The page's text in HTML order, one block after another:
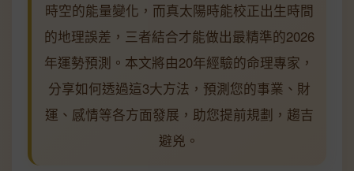
時空的能量變化，而真太陽時能校正出生時間
的地理誤差，三者結合才能做出最精準的2026
年運勢預測。本文將由20年經驗的命理專家，
分享如何透過這3大方法，預測您的事業、財
運、感情等各方面發展，助您提前規劃，趨吉
避兇。